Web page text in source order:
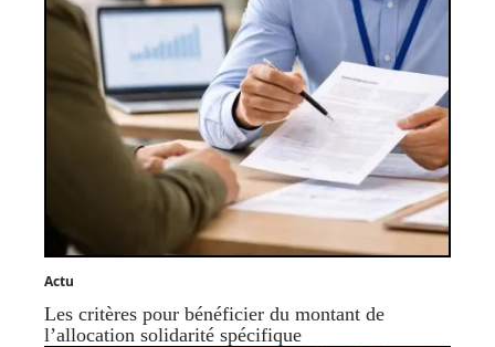
Actu
Les critères pour bénéficier du montant de
l’allocation solidarité spécifique